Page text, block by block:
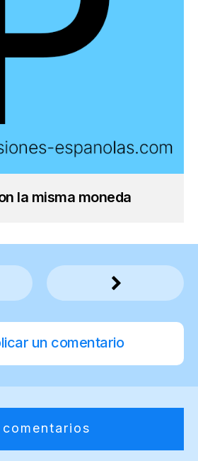
la misma moneda
un comentario
comentarios